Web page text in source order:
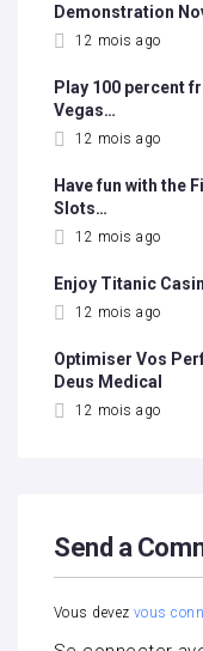
Demonstration
12 mois ago
Play 100 percent
Vegas…
12 mois ago
Have fun with the
Slots…
12 mois ago
Enjoy Titanic
12 mois ago
Optimiser Vos
Deus Medical
12 mois ago
Send a
Vous devez vous